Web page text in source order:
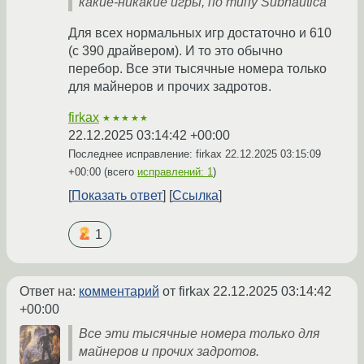
Для всех нормальных игр достаточно и 610
(с 390 драйвером). И то это обычно
перебор. Все эти тысячные номера только
для майнеров и прочих задротов.
firkax ★★★★★
22.12.2025 03:14:42 +00:00
Последнее исправление: firkax 22.12.2025 03:15:09
+00:00 (всего исправлений: 1)
Показать ответ Ссылка
1
Ответ на: комментарий от firkax 22.12.2025 03:14:42
+00:00
Все эти тысячные номера только для
майнеров и прочих задротов.